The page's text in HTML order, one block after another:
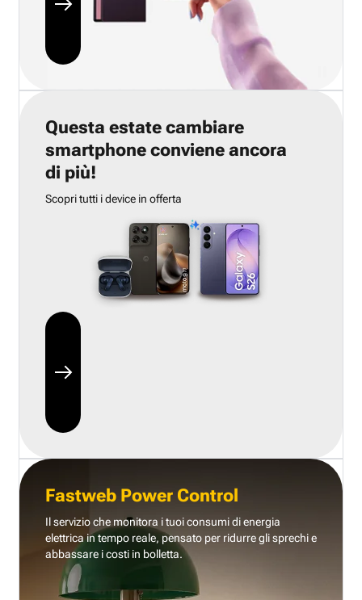
Questa estate cambiare
smartphone conviene ancora
di più!
Scopri tutti i device in offerta
Fastweb Power Control
Il servizio che monitora i tuoi consumi di energia
elettrica in tempo reale, pensato per ridurre gli sprechi e
abbassare i costi in bolletta.